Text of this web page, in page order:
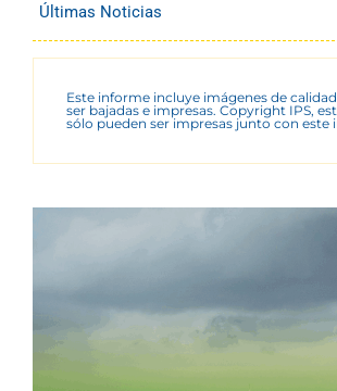
Últimas Noticias
Este informe incluye imágenes de
ser bajadas e impresas. Copyright IPS,
sólo pueden ser impresas junto con este